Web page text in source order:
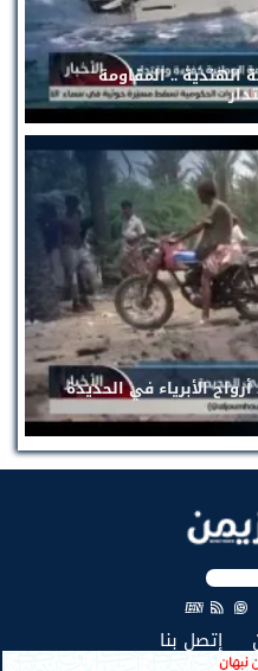
الهندية .. المقاومة
الأبرياء في الحديدة
EN
إتصل بنا